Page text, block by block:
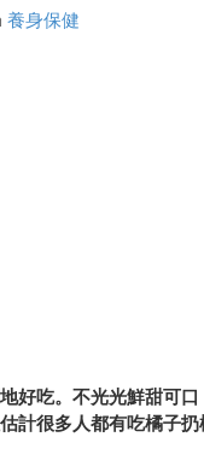
養身保健
好吃。不光光鮮甜可
計很多人都有吃橘子扔